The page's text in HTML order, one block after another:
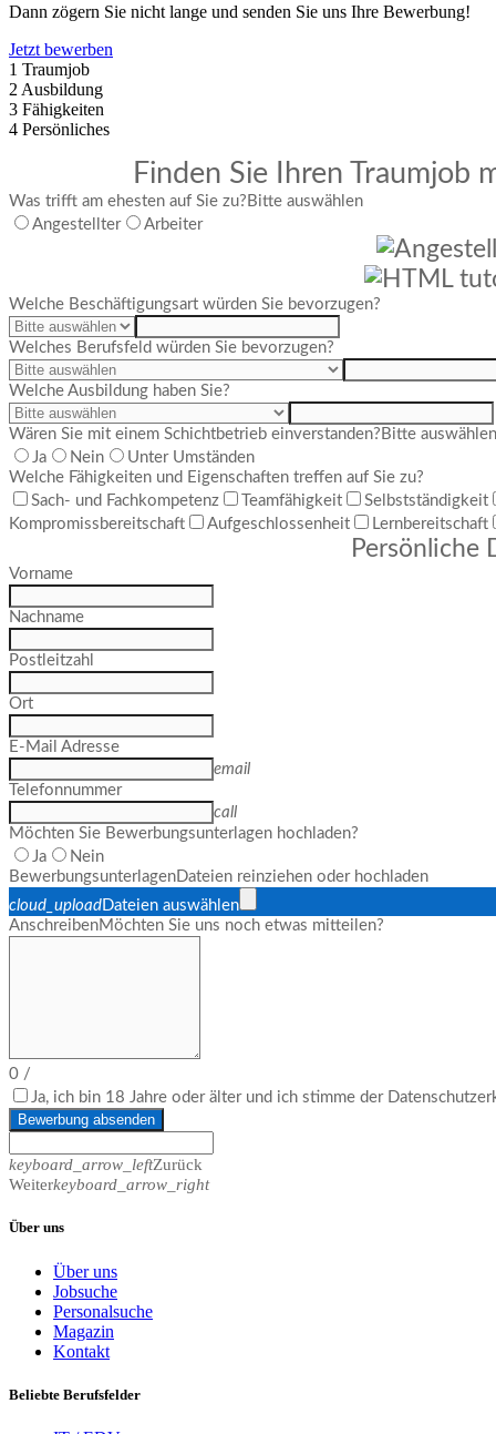
Dann zögern Sie nicht lange und senden Sie uns Ihre Bewerbung!
Jetzt bewerben
1 Traumjob
2 Ausbildung
3 Fähigkeiten
4 Persönliches
Finden Sie Ihren Traumjob
Was trifft am ehesten auf Sie zu? Bitte auswählen
Angestellter
Arbeiter
Welche Beschäftigungsart würden Sie bevorzugen?
Welches Berufsfeld würden Sie bevorzugen?
Welche Ausbildung haben Sie?
Wären Sie mit einem Schichtbetrieb einverstanden? Bitte auswählen
Ja
Nein
Unter Umständen
Welche Fähigkeiten und Eigenschaften treffen auf Sie zu?
Sach- und Fachkompetenz
Teamfähigkeit
Selbstständigkeit
Kompromissbereitschaft
Aufgeschlossenheit Lernbereitschaft
Persönliche
Vorname
Nachname
Postleitzahl
Ort
E-Mail Adresse
email
Telefonnummer
call
Möchten Sie Bewerbungsunterlagen hochladen?
Ja
Nein
Bewerbungsunterlagen Dateien reinziehen oder hochladen
cloud_upload Dateien auswählen
AnschreibenMöchten Sie uns noch etwas mitteilen?
0 /
Ja, ich bin 18 Jahre oder älter und ich stimme der
Bewerbung absenden
keyboard_arrow_leftZurück
Weiterkeyboard_arrow_right
Über uns
Über uns
Jobsuche
Personalsuche
Magazin
Kontakt
Beliebte Berufsfelder